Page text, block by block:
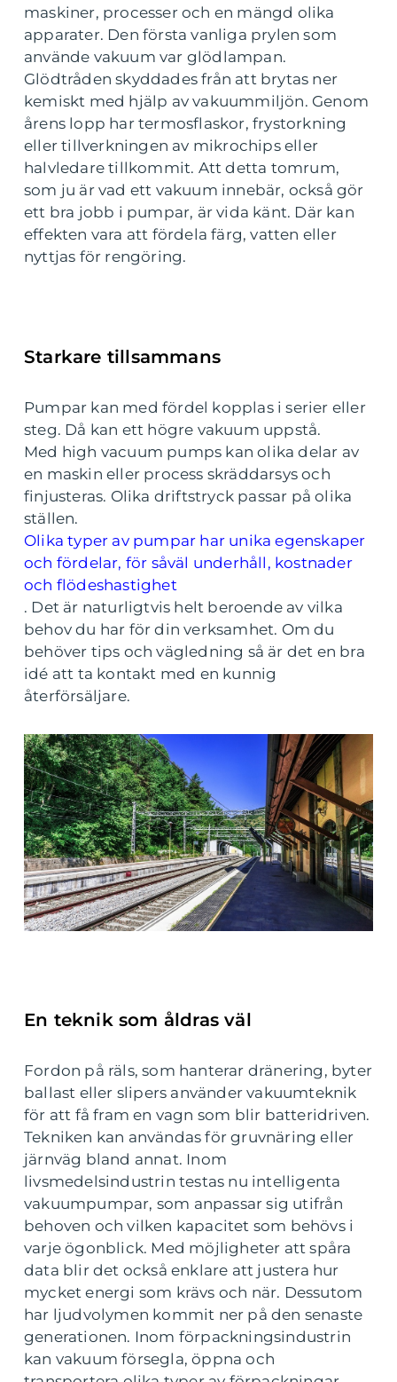
maskiner, processer och en mängd olika
apparater. Den första vanliga prylen som
använde vakuum var glödlampan.
Glödtråden skyddades från att brytas ner
kemiskt med hjälp av vakuummiljön. Genom
årens lopp har termosflaskor, frystorkning
eller tillverkningen av mikrochips eller
halvledare tillkommit. Att detta tomrum,
som ju är vad ett vakuum innebär, också gör
ett bra jobb i pumpar, är vida känt. Där kan
effekten vara att fördela färg, vatten eller
nyttjas för rengöring.
Starkare tillsammans
Pumpar kan med fördel kopplas i serier eller
steg. Då kan ett högre vakuum uppstå.
Med high vacuum pumps kan olika delar av
en maskin eller process skräddarsys och
finjusteras. Olika driftstryck passar på olika
ställen.
Olika typer av pumpar har unika egenskaper
och fördelar, för såväl underhåll, kostnader
och flödeshastighet
. Det är naturligtvis helt beroende av vilka
behov du har för din verksamhet. Om du
behöver tips och vägledning så är det en bra
idé att ta kontakt med en kunnig
återförsäljare.
En teknik som åldras väl
Fordon på räls, som hanterar dränering, byter
ballast eller slipers använder vakuumteknik
för att få fram en vagn som blir batteridriven.
Tekniken kan användas för gruvnäring eller
järnväg bland annat. Inom
livsmedelsindustrin testas nu intelligenta
vakuumpumpar, som anpassar sig utifrån
behoven och vilken kapacitet som behövs i
varje ögonblick. Med möjligheter att spåra
data blir det också enklare att justera hur
mycket energi som krävs och när. Dessutom
har ljudvolymen kommit ner på den senaste
generationen. Inom förpackningsindustrin
kan vakuum försegla, öppna och